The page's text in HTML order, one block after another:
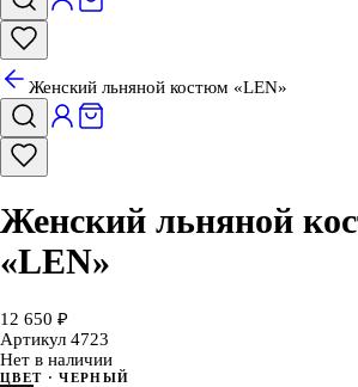
Женский льняной костюм «LEN»
Женский льняной
«LEN»
12 650 ₽
Артикул 4723
Нет в наличии
ЦВЕТ · ЧЕРНЫЙ